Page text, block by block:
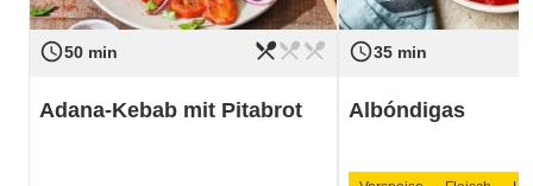
access_time50 min
Schwierigkeit leicht
restaurant_menurestaurant_menurestaurant_menu
Adana-Kebab mit Pitabrot
access_time35 min
Schwierigkeit
Albóndigas